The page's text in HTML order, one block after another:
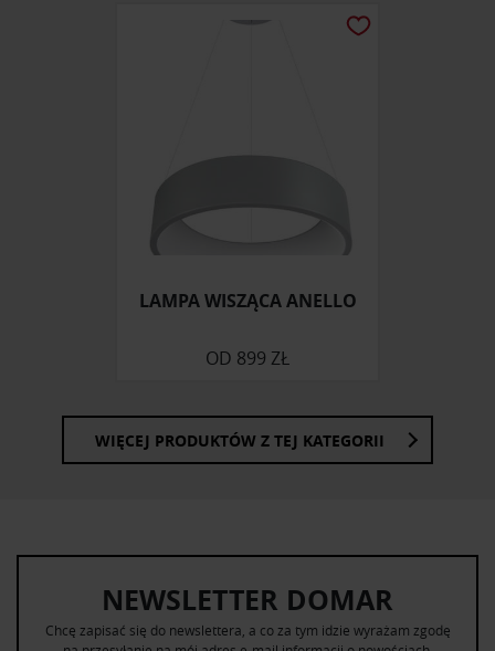
LAMPA WISZĄCA ANELLO
OD 899 ZŁ
WIĘCEJ PRODUKTÓW Z TEJ KATEGORII
NEWSLETTER DOMAR
Chcę zapisać się do newslettera, a co za tym idzie wyrażam zgodę